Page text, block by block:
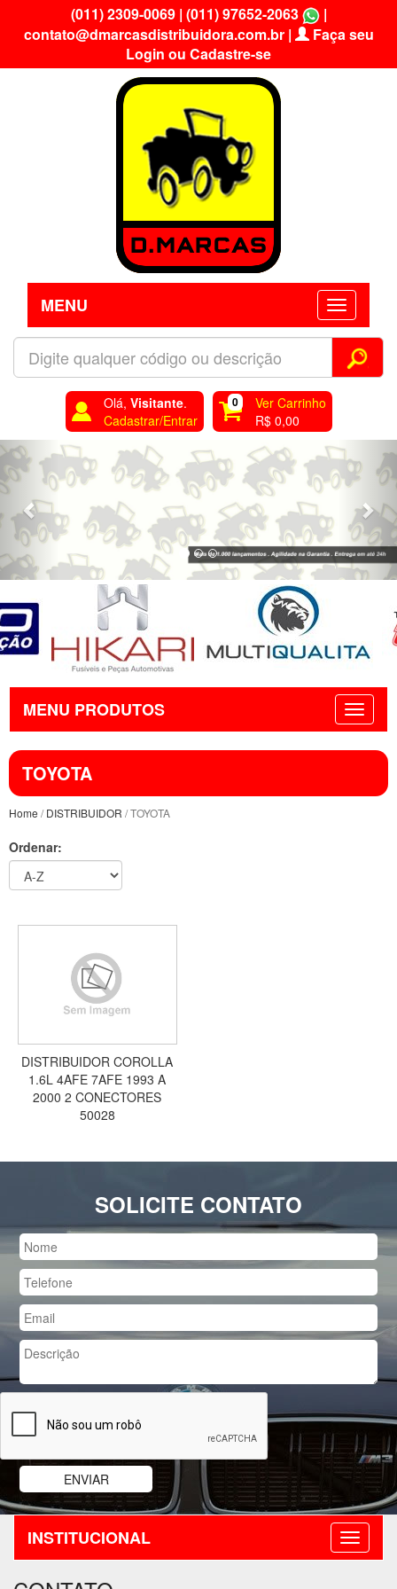
(011) 2309-0069| (011) 97652-2063
|
contato@dmarcasdistribuidora.com.br|
Faça seu
Login ou Cadastre-se
MENU
Olá, Visitante.
Cadastrar/Entrar
0
Ver Carrinho
R$ 0,00
Previous
MENU PRODUTOS
TOYOTA
Home /DISTRIBUIDOR / TOYOTA
Ordenar:
DISTRIBUIDOR COROLLA
1.6L 4AFE 7AFE 1993 A
2000 2 CONECTORES
50028
SOLICITE CONTATO
INSTITUCIONAL